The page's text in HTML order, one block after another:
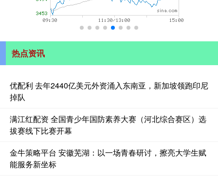
热点资讯
优配利 去年2440亿美元外资涌入东南亚，新加坡领跑印尼
掉队
满江红配资 全国青少年国防素养大赛（河北综合赛区）选
拔赛线下比赛开幕
金牛策略平台 安徽芜湖：以一场青春研讨，擦亮大学生赋
能服务新坐标